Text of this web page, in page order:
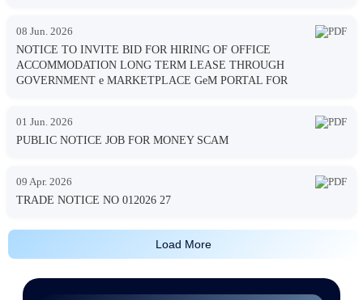
08 Jun. 2026
NOTICE TO INVITE BID FOR HIRING OF OFFICE
ACCOMMODATION LONG TERM LEASE THROUGH
GOVERNMENT e MARKETPLACE GeM PORTAL FOR
01 Jun. 2026
PUBLIC NOTICE JOB FOR MONEY SCAM
09 Apr. 2026
TRADE NOTICE NO 012026 27
Load More